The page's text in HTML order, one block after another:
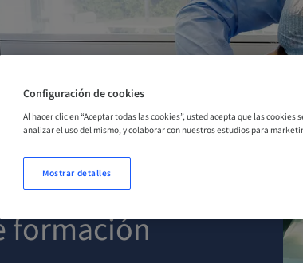
descubre, crece
formación
Configuración de cookies
Al hacer clic en “Aceptar todas las cookies”, usted acepta que las
analizar el uso del mismo, y colaborar con nuestros estudios para
Mostrar detalles